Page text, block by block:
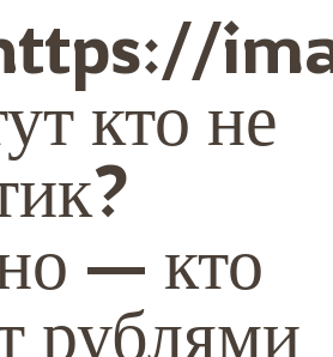
кто не
— кто
рублями